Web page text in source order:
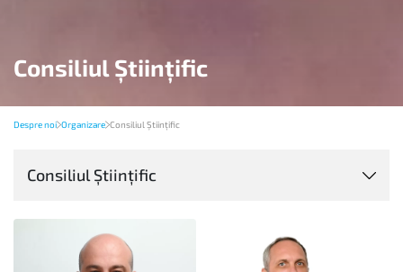
Consiliul Ştiinţific
Despre noi Organizare Consiliul Ştiinţific
Consiliul Ştiinţific